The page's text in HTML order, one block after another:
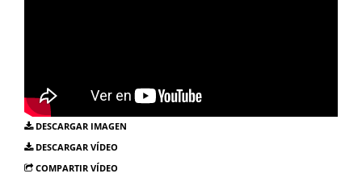
DESCARGAR IMAGEN
DESCARGAR VÍDEO
COMPARTIR VÍDEO